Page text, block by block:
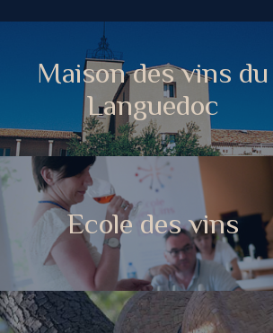
Maison des vins du
Languedoc
Ecole des vins